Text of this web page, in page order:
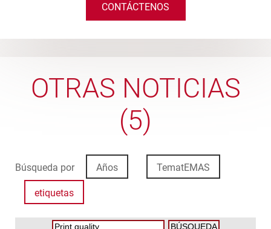
CONTÁCTENOS
OTRAS NOTICIAS
(5)
Búsqueda por Años TematEMAS
etiquetas